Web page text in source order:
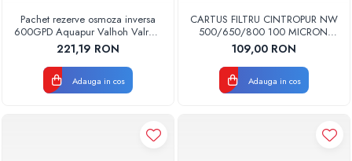
Pachet rezerve osmoza inversa
600GPD Aquapur Valhoh Valrom
recomandat pentru 6 luni fara
membrana
221,19 RON
Adauga in cos
CARTUS FILTRU CINTROPUR NW
500/650/800 100 MICRONI
MANSOANE FILTRARE SET 5BUC
109,00 RON
Adauga in cos